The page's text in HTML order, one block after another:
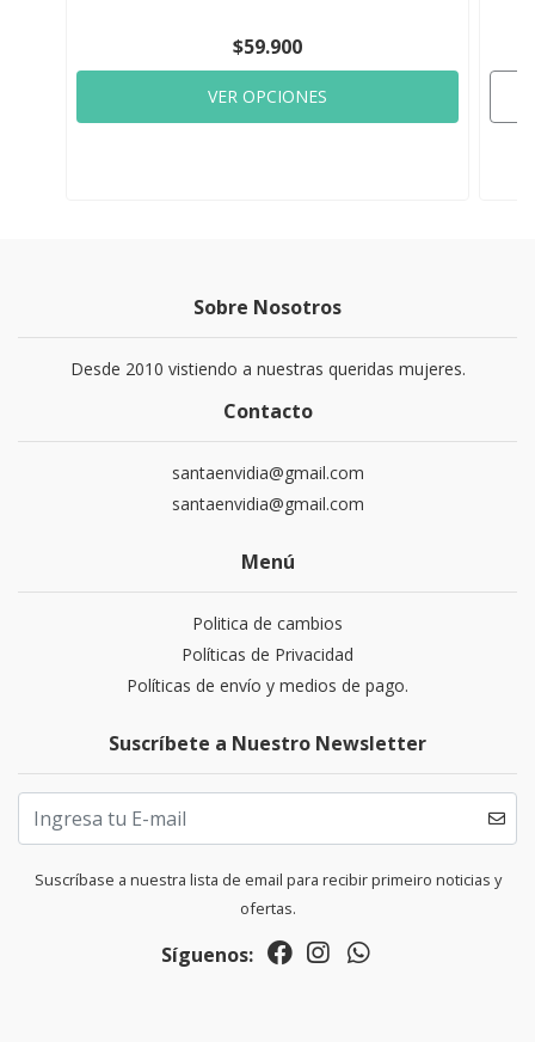
$59.900
VER OPCIONES
Sobre Nosotros
Desde 2010 vistiendo a nuestras queridas mujeres.
Contacto
santaenvidia@gmail.com
santaenvidia@gmail.com
Menú
Politica de cambios
Políticas de Privacidad
Políticas de envío y medios de pago.
Suscríbete a Nuestro Newsletter
Suscríbase a nuestra lista de email para recibir primeiro noticias y
ofertas.
Síguenos: